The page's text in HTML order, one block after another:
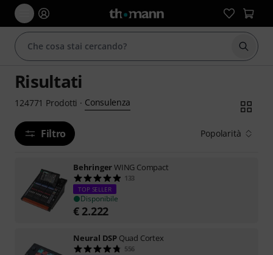
Risultati
124771 Prodotti · Consulenza
Filtro Popolarità
BehringerWING Compact
133
TOP SELLER
Disponibile
€ 2.222
Neural DSP Quad Cortex
556